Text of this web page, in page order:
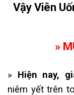
Vậy Viên
»
» Hiện nay,
niêm yết trên